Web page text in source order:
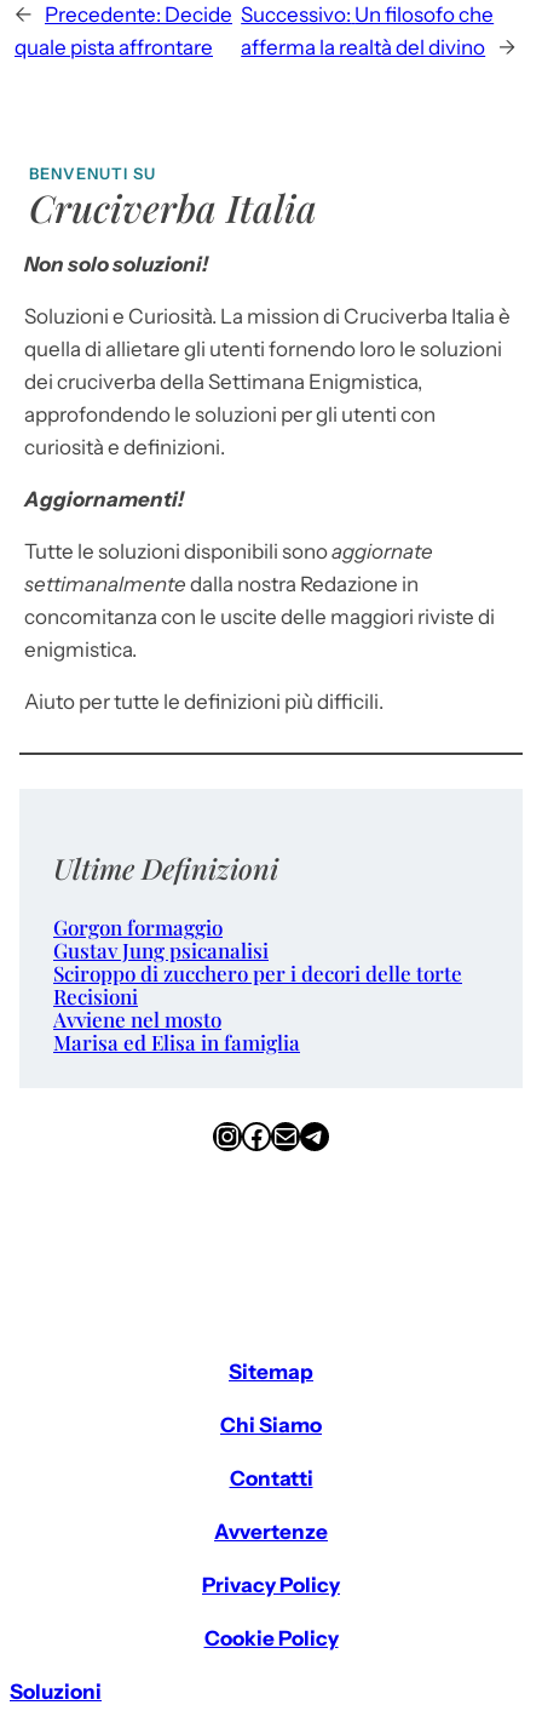
← Precedente: Decide
quale pista affrontare
Successivo: Un filosofo che
afferma la realtà del divino →
BENVENUTI SU
Cruciverba Italia
Non solo soluzioni!
Soluzioni e Curiosità. La mission di Cruciverba Italia è
quella di allietare gli utenti fornendo loro le soluzioni
dei cruciverba della Settimana Enigmistica,
approfondendo le soluzioni per gli utenti con
curiosità e definizioni.
Aggiornamenti!
Tutte le soluzioni disponibili sonoaggiornate
settimanalmente dalla nostra Redazione in
concomitanza con le uscite delle maggiori riviste di
enigmistica.
Aiuto per tutte le definizioni più difficili.
Ultime Definizioni
Gorgon formaggio
Gustav Jung psicanalisi
Sciroppo di zucchero per i decori delle torte
Recisioni
Avviene nel mosto
Marisa ed Elisa in famiglia
InstagramFacebook Email Telegram
Sitemap
Chi Siamo
Contatti
Avvertenze
Privacy Policy
Cookie Policy
Soluzioni